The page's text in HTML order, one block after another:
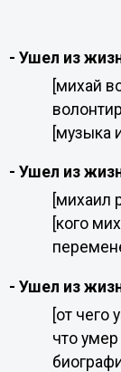
- Ушел из
[михай
[музыка
- Ушел из
[михаил
[кого
- Ушел из
[от чего
что